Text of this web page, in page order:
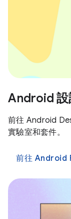
Android 設
前往 Android
實驗室和套件。
前往 Android